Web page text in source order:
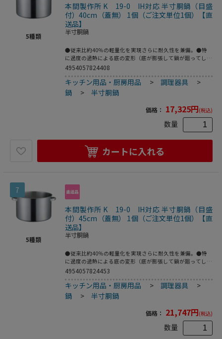
5種類
本間製作所 K 19-0 IH対応 半寸胴鍋（目盛
付）40cm（蓋無） 1個（ご注文単位1個）【直
送品】
半寸胴鍋
●従来比約40％の軽量化を実現さらに耐久性を兼備。●特
に過度の過熱による底の変形（底が膨張して鍋が廻ってしま
うような場合もあり危険です。）を防ぐために、底の中心部
東京電力様で共同開発（現在特許申請中）したスペシャルバ
ージョンです。●サテン仕上。●重量：3．7kg●容量：
33．5L
4954057824408
キッチン用品・厨房用品 >調理器具
>
鍋
>半寸胴鍋
価格： 17,325円(税込)
数量
カートに入れる
7
5種類
本間製作所 K 19-0 IH対応 半寸胴鍋（目盛
付）45cm（蓋無） 1個（ご注文単位1個）【直
送品】
半寸胴鍋
●従来比約40％の軽量化を実現さらに耐久性を兼備。●特
に過度の過熱による底の変形（底が膨張して鍋が廻ってしま
うような場合もあり危険です。）を防ぐために、底の中心部
東京電力様で共同開発（現在特許申請中）したスペシャルバ
ージョンです。●サテン仕上。●重量：4．6kg●容量：49L
4954057824453
キッチン用品・厨房用品 >調理器具
>
鍋
>半寸胴鍋
価格： 21,747円(税込)
数量